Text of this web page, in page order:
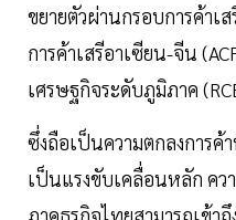
ขยายตัวผ่านกรอบการค้าเ
การค้าเสรีอาเซียน-จีน
เศรษฐกิจระดับภูมิภาค
ซึ่งถือเป็นความตกลงการ
เป็นแรงขับเคลื่อนหลัก คว
ภาคธุรกิจไทยสามารถเข้า